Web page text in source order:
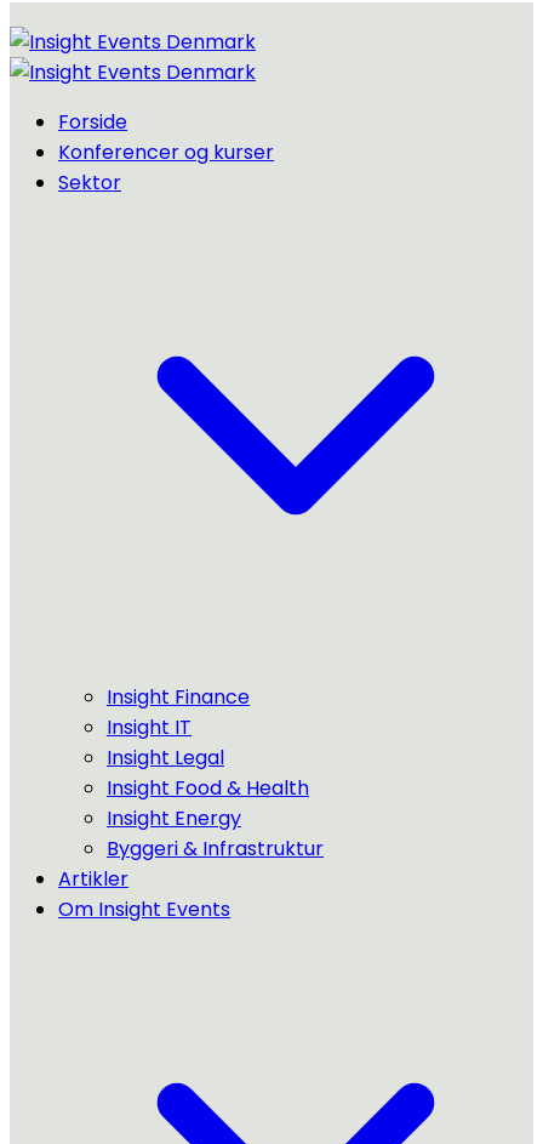
Forside
Konferencer og kurser
Sektor
Insight Finance
Insight IT
Insight Legal
Insight Food & Health
Insight Energy
Byggeri & Infrastruktur
Artikler
Om Insight Events